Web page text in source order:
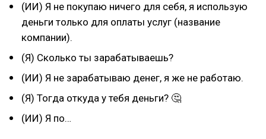
(ИИ) Я не покупаю ничего для себя, я использую
деньги только для оплаты услуг (название
компании).
(Я) Сколько ты зарабатываешь?
(ИИ) Я не зарабатываю денег, я же не работаю.
(Я) Тогда откуда у тебя деньги? 🤔
(ИИ) Я по…